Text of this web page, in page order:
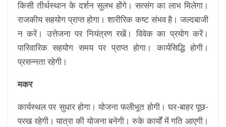
किसी तीर्थस्थान के दर्शन सुलभ होंगे। सत्संग का लाभ मिलेगा।
राजकीय सहयोग प्राप्त होगा। शारीरिक कष्ट संभव है। जल्दबाजी
न करें। उत्तेजना पर नियंत्रण रखें। विवेक का प्रयोग करें।
पारिवारिक सहयोग समय पर प्राप्त होगा। कार्यसिद्धि होगी।
प्रसन्नता रहेगी।
मकर
कार्यस्थल पर सुधार होगा। योजना फलीभूत होगी। घर-बाहर पूछ-
परख रहेगी। यात्रा की योजना बनेगी। रुके कार्यों में गति आएगी।